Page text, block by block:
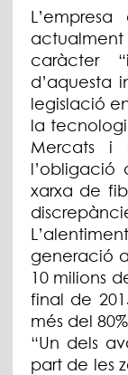
caràcter
d’aquesta
legislació
la
Mercats i
l’obligació
xarxa de
generació
10 milions
final de
més del
“Un dels
part de les